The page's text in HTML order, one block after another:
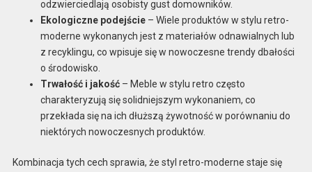
odzwierciedlają osobisty gust domowników.
Ekologiczne podejście– Wiele produktów w stylu retro-
moderne wykonanych jest z materiałów odnawialnych lub
z recyklingu, co wpisuje się w nowoczesne trendy dbałości
o środowisko.
Trwałość i jakość– Meble w stylu retro często
charakteryzują się solidniejszym wykonaniem, co
przekłada się na ich dłuższą żywotność w porównaniu do
niektórych nowoczesnych produktów.
Kombinacja tych cech sprawia, że styl retro-moderne staje się